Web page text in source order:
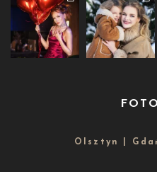
Olsztyn |